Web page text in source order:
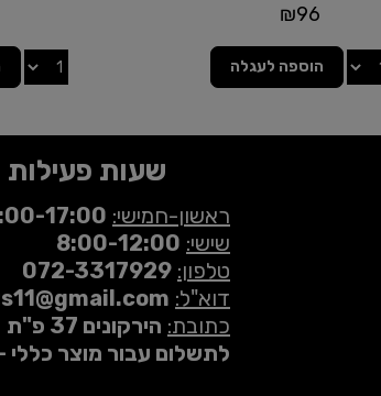
₪96
הוספה לעגלה
שעות פעילות
ראשון-חמישי: 17:00
שישי: 8:00-12:00
טלפון: 072-3317929
דוא"ל:
כתובת: הירקונים 37 פ"ת
לתשלום עבור מוצר כללי